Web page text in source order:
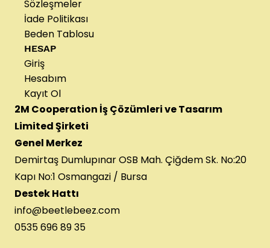
Sözleşmeler
İade Politikası
Beden Tablosu
HESAP
Giriş
Hesabım
Kayıt Ol
2M Cooperation İş Çözümleri ve Tasarım
Limited Şirketi
Genel Merkez
Demirtaş Dumlupınar OSB Mah. Çiğdem Sk. No:20
Kapı No:1 Osmangazi / Bursa
Destek Hattı
info@beetlebeez.com
0535 696 89 35